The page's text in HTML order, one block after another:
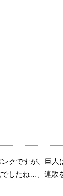
クですが、巨人
したね…。連敗